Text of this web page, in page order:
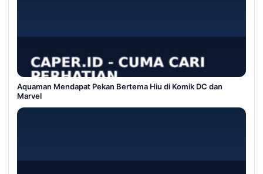
Aquaman Mendapat Pekan Bertema Hiu di Komik DC dan
Marvel